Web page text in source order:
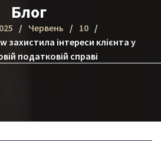
Блог
Червень
10
захистила інтереси клієнта у
податковій справі